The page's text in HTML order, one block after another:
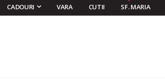
CADOURI VARA CUTII SF. MARIA